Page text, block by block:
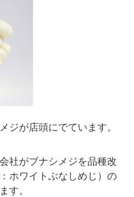
ジが店頭にでています。
社がブナシメジを品種改
ホワイトぶなしめじ）の
す。